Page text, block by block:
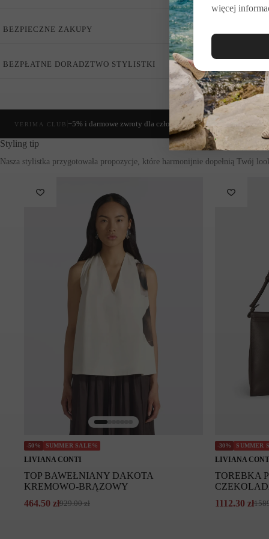
Elastyczna bawełniana popelina zapewniająca komfort
Efektowny gradientowy nadruk kwiatowy
Pas z dekoracyjnym guzikiem w ciemnym odcieniu
Długość midi
wyróżnia się subtelnym, gradientowym
swobodę noszenia, a zakładki orazlekko rozkloszowany fason w
to marka, obok której nie można przejść obojętnie.
włoskiego wzornictwa
. Projekty marki są rezultatem ogromnej
Pielęgnacja:
Pranie ręcznie
Nie suszyć w suszarce bębnowej
Nie prasować
Nie czyścić chemicznie
Symbol modelu: F6SU78/W FLW
BEZPIECZNE ZAKUPY
BEZPŁATNE DORADZTWO STYLISTKI
(+48) 515 471 001
VERIMA CLUB −5% i darmowe zwroty dla członkiń
Styling tip
-50% SUMMER SALE%
LIVIANA CONTI
TOP BAWEŁNIANY DAKOTA
KREMOWO-BRĄZOWY
929.00zł
Pierwotna
464.50 zł
Aktualna
-30% SUMMER
LIVIANA
TOREBKA
Pierwotna
1112.30 zł
Aktualna
więcej